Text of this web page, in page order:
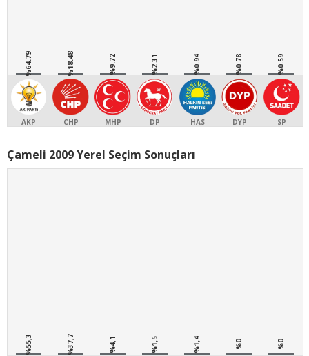
%64.79
AKP
%18.48
CHP
%9.72
MHP
%2.31
DP
%0.94
HAS
%0.78
DYP
%0.59
SP
Çameli 2009 Yerel Seçim Sonuçları
%55,3 %37,7 %4,1 %1,5 %1,4 %0 %0